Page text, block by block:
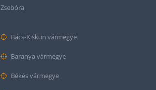
Zsebóra
Bács-Kiskun vármegye
Baranya vármegye
Békés vármegye